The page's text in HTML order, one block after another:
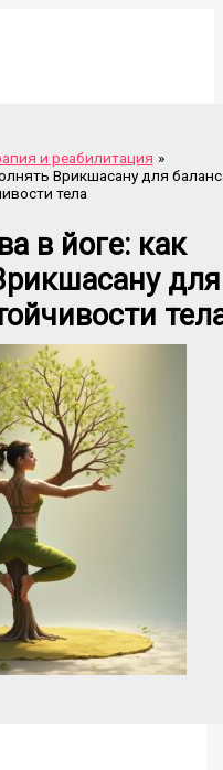
и реабилитация
Врикшасану для
тела
в йоге: как
для